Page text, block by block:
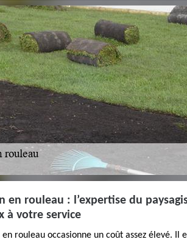
en rouleau : l’expertise du
à votre service
en rouleau occasionne un coût assez élevé. Il